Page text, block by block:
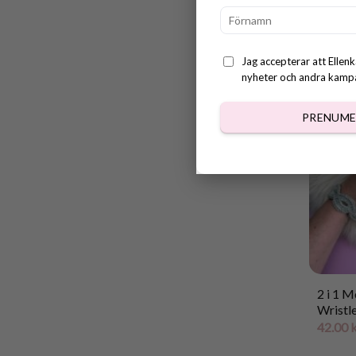
Jag accepterar att
nyheter och andra
40.00
2 i 1
42.00